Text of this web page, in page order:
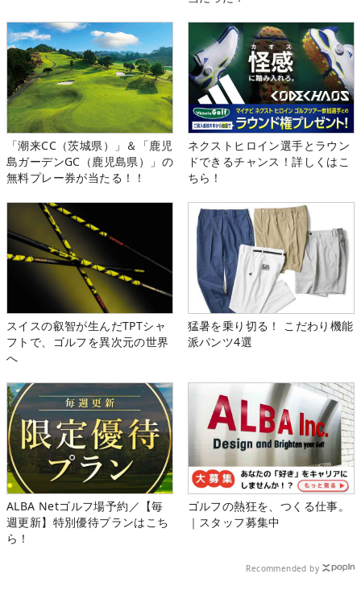
「潮来CC（茨城県）」＆「鹿児
島ガーデンGC（鹿児島県）」の
無料プレー券が当たる！！
ネクストヒロイン選手とラウン
ドできるチャンス！詳しくはこ
ちら！
スイスの叡智が生んだTPTシャ
フトで、ゴルフを異次元の世界
へ
猛暑を乗り切る！ こだわり機能
派パンツ4選
ALBA Netゴルフ場予約／【毎
週更新】特別優待プランはこち
ら！
ゴルフの熱狂を、つくる仕事。
｜スタッフ募集中
Recommended by